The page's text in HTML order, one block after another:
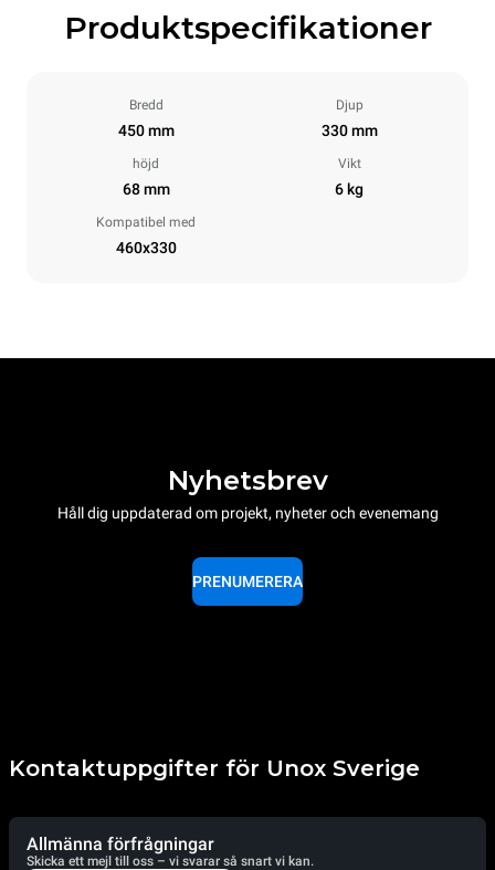
Produktspecifikationer
Bredd
450 mm
Djup
330 mm
höjd
68 mm
Vikt
6 kg
Kompatibel med
460x330
Nyhetsbrev
Håll dig uppdaterad om projekt, nyheter och evenemang
PRENUMERERA
Kontaktuppgifter för Unox Sverige
Allmänna förfrågningar
Skicka ett mejl till oss – vi svarar så snart vi kan.